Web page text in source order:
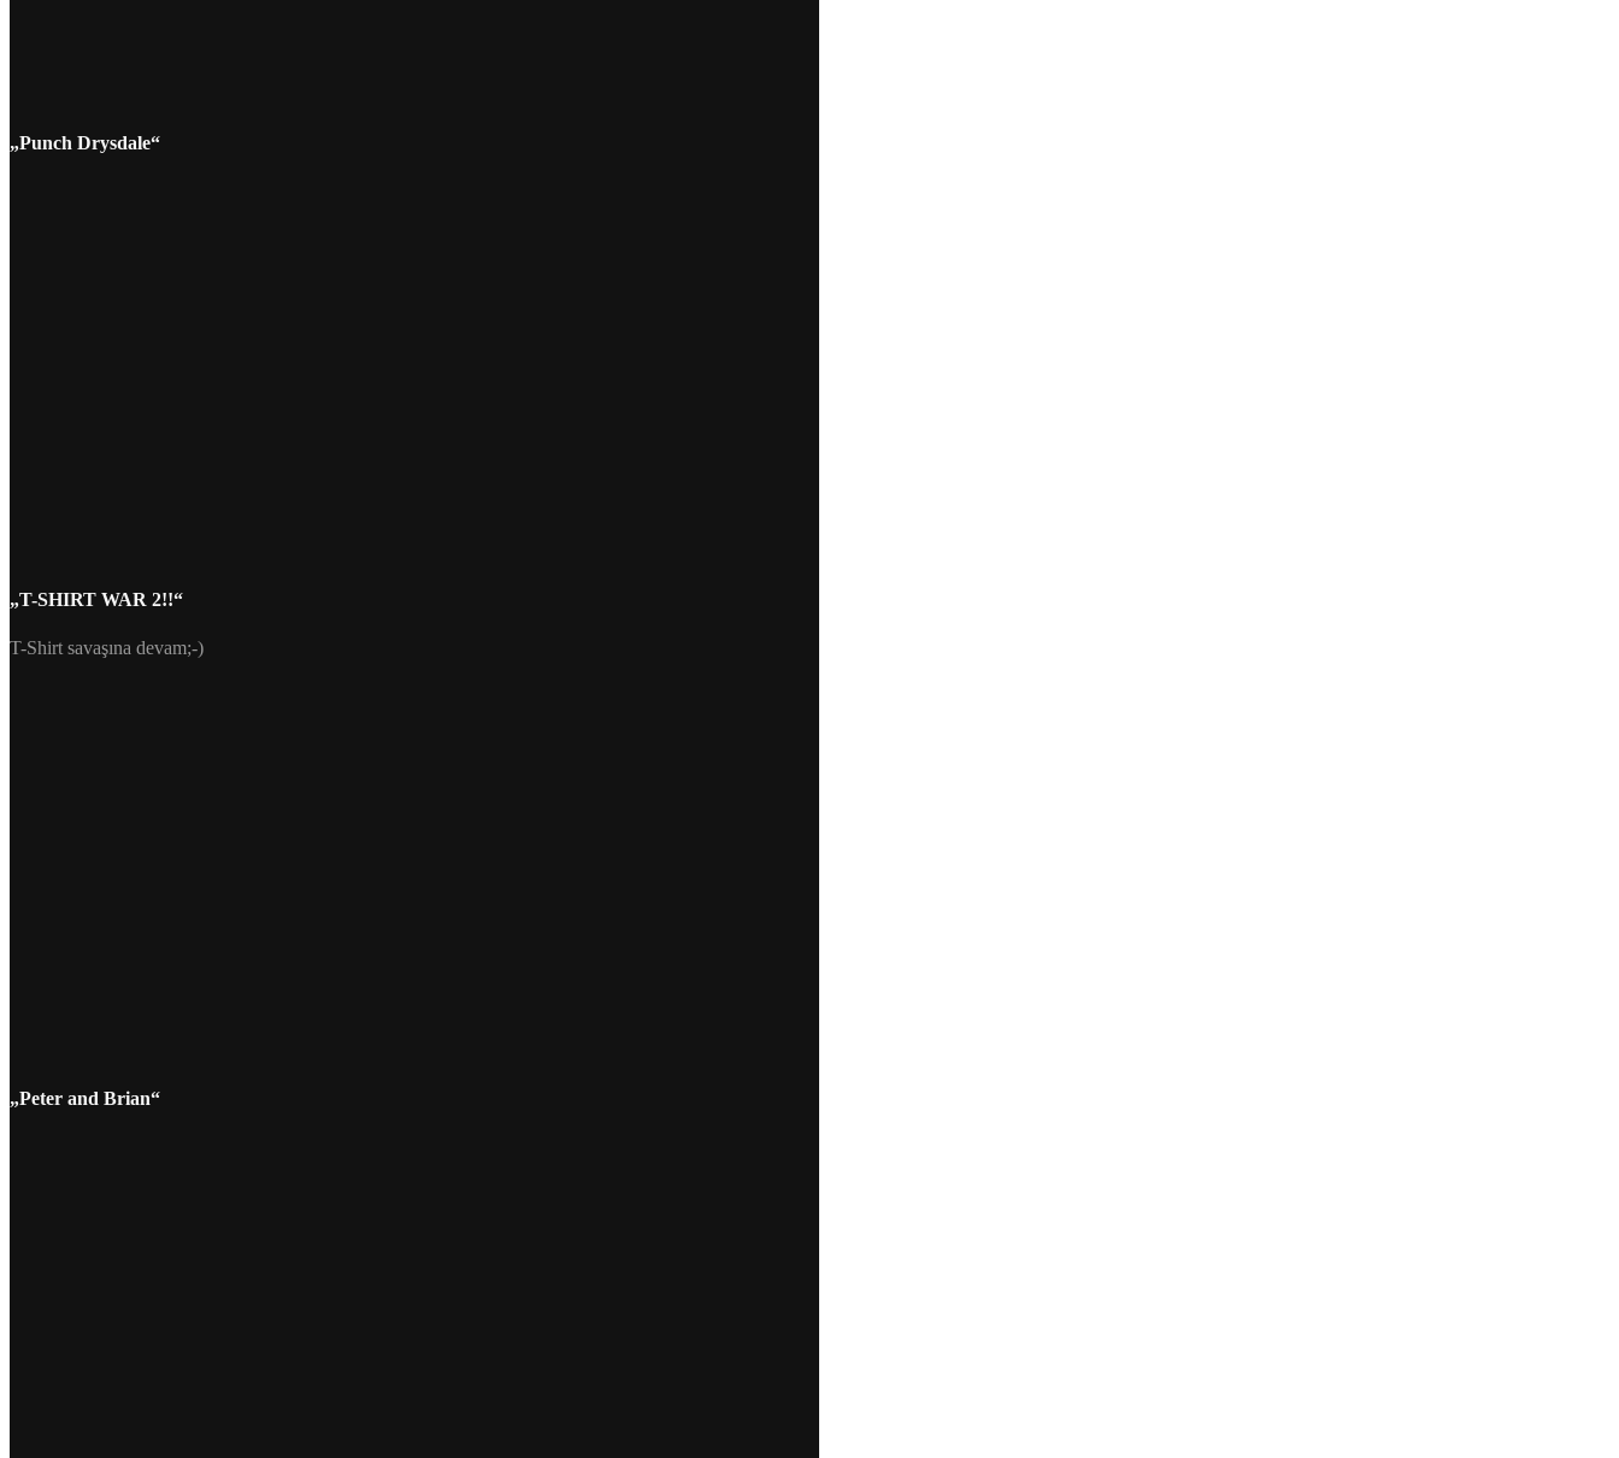
„Punch Drysdale“
„T-SHIRT WAR 2!!“
T-Shirt savaşına devam;-)
„Peter and Brian“